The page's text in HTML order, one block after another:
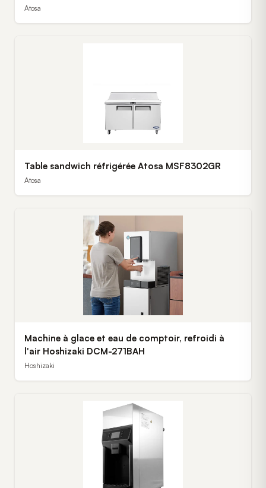
Atosa
Table sandwich réfrigérée Atosa MSF8302GR
Atosa
Machine à glace et eau de comptoir, refroidi à
l'air Hoshizaki DCM-271BAH
Hoshizaki